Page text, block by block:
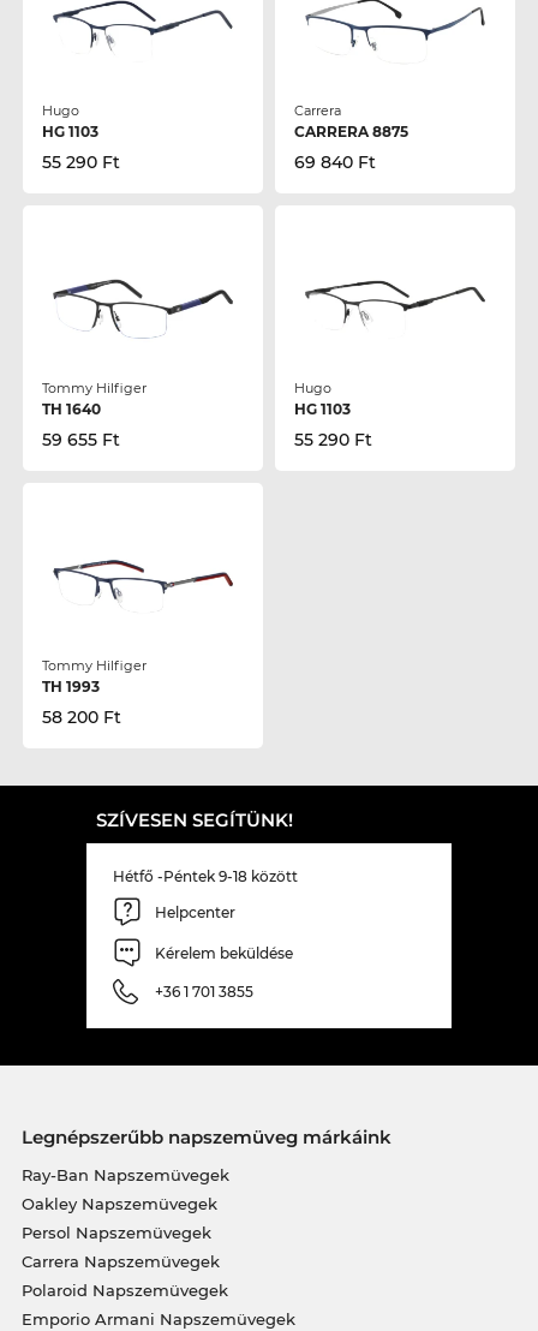
Hugo
HG 1103
55 290 Ft
Carrera
CARRERA 8875
69 840 Ft
Tommy Hilfiger
TH 1640
59 655 Ft
Hugo
HG 1103
55 290 Ft
Tommy Hilfiger
TH 1993
58 200 Ft
SZÍVESEN SEGÍTÜNK!
Hétfő -Péntek 9-18 között
Helpcenter
Kérelem beküldése
+36 1 701 3855
Legnépszerűbb napszemüveg márkáink
Ray-Ban Napszemüvegek
Oakley Napszemüvegek
Persol Napszemüvegek
Carrera Napszemüvegek
Polaroid Napszemüvegek
Emporio Armani Napszemüvegek